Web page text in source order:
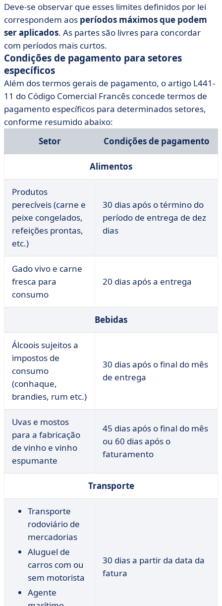
Deve-se observar que esses limites definidos por lei
correspondem aos períodos máximos que podem
ser aplicados. As partes são livres para concordar
com períodos mais curtos.
Condições de pagamento para setores
específicos
Além dos termos gerais de pagamento, o artigo L441-
11 do Código Comercial Francês concede termos de
pagamento específicos para determinados setores,
conforme resumido abaixo:
Setor
Condições de pagamento
Alimentos
Produtos
perecíveis (carne e
peixe congelados,
refeições prontas,
etc.)
30 dias após o término do
período de entrega de dez
dias
Gado vivo e carne
fresca para
consumo
20 dias após a entrega
Bebidas
Álcoois sujeitos a
impostos de
consumo
(conhaque,
brandies, rum etc.)
30 dias após o final do mês
de entrega
Uvas e mostos
para a fabricação
de vinho e vinho
espumante
45 dias após o final do mês
ou 60 dias após o
faturamento
Transporte
Transporte
rodoviário de
mercadorias
Aluguel de
carros com ou
sem motorista
Agente
30 dias a partir da data da
fatura